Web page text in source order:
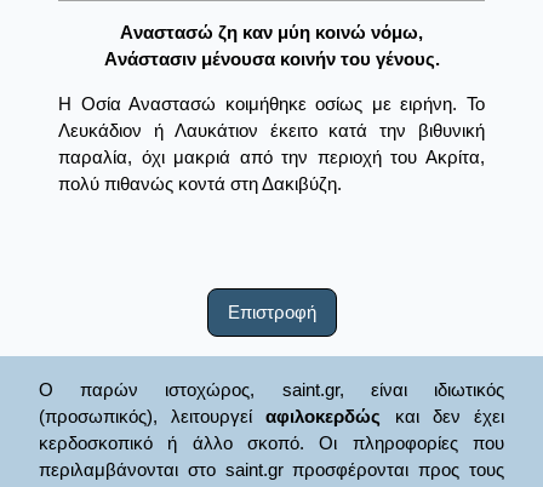
Aναστασώ ζη καν μύη κοινώ νόμω,
Aνάστασιν μένουσα κοινήν του γένους.
Η Οσία Αναστασώ κοιμήθηκε οσίως με ειρήνη. Το
Λευκάδιον ή Λαυκάτιον έκειτο κατά την βιθυνική
παραλία, όχι μακριά από την περιοχή του Ακρίτα,
πολύ πιθανώς κοντά στη Δακιβύζη.
Επιστροφή
Ο παρών ιστοχώρος, saint.gr, είναι ιδιωτικός
(προσωπικός), λειτουργείαφιλοκερδώς και δεν έχει
κερδοσκοπικό ή άλλο σκοπό. Οι πληροφορίες που
περιλαμβάνονται στο saint.gr προσφέρονται προς τους